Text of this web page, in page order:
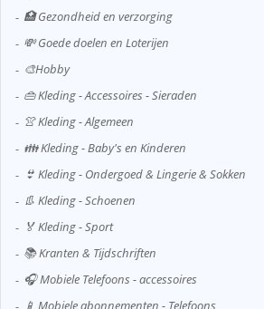
🏥 Gezondheid en verzorging
💸 Goede doelen en Loterijen
🎨Hobby
👜 Kleding - Accessoires - Sieraden
👚 Kleding - Algemeen
👪 Kleding - Baby's en Kinderen
👙 Kleding - Ondergoed & Lingerie & Sokken
👢 Kleding - Schoenen
🏅 Kleding - Sport
📚 Kranten & Tijdschriften
🎧 Mobiele Telefoons - accessoires
📱 Mobiele abonnementen - Telefoons